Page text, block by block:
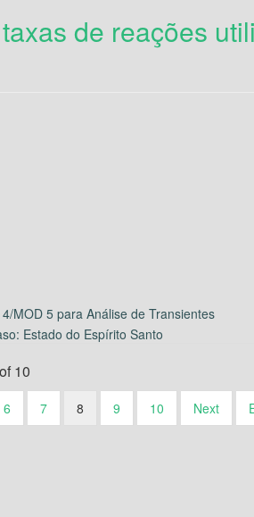
de reações
MOD 5 para Análise de Transientes
Estado do Espírito Santo
10
6 7 8 9 10 Next